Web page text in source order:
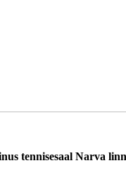
tennisesaal Narva